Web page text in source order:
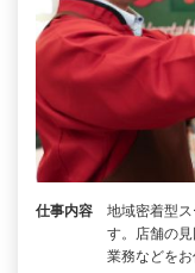
仕事内容
地域密着型
す。店舗の
業務などを